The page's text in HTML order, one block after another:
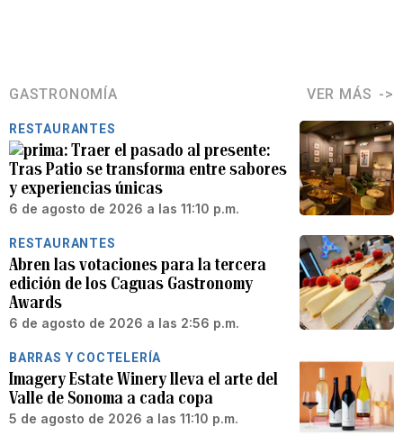
GASTRONOMÍA VER MÁS
RESTAURANTES
Traer el pasado al presente:
Tras Patio se transforma entre sabores
y experiencias únicas
6 de agosto de 2026 a las 11:10 p.m.
RESTAURANTES
Abren las votaciones para la tercera
edición de los Caguas Gastronomy
Awards
6 de agosto de 2026 a las 2:56 p.m.
BARRAS Y COCTELERÍA
Imagery Estate Winery lleva el arte del
Valle de Sonoma a cada copa
5 de agosto de 2026 a las 11:10 p.m.